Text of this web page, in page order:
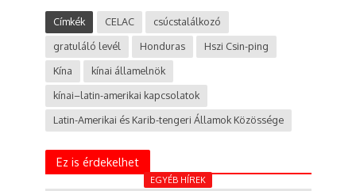
Címkék CELAC
csúcstalálkozó
gratuláló levél
Honduras
Hszi Csin-ping
Kína
kínai államelnök
kínai–latin-amerikai kapcsolatok
Latin-Amerikai és Karib-tengeri Államok Közössége
Ez is érdekelhet
EGYÉB HÍREK